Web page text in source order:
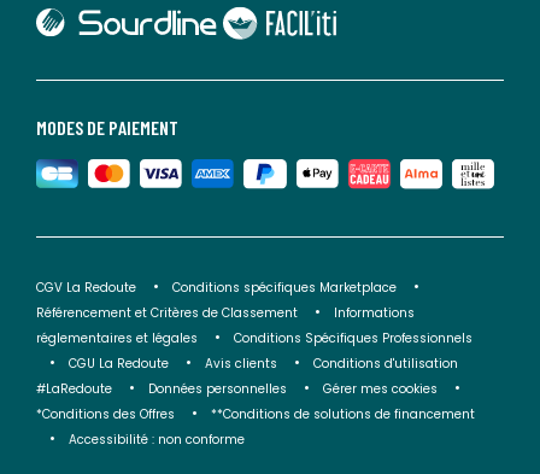
MODES DE PAIEMENT
lien vers Sourdline
lien vers Faciliti
CGV La Redoute
Conditions spécifiques Marketplace
Référencement et Critères de Classement
Informations
réglementaires et légales
Conditions Spécifiques Professionnels
CGU La Redoute
Avis clients
Conditions d'utilisation
#LaRedoute
Données personnelles
Gérer mes cookies
*Conditions des Offres
**Conditions de solutions de financement
Accessibilité : non conforme